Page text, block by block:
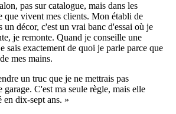
pas sur catalogue, mais dans les
que vivent mes clients. Mon établi de
un décor, c'est un vrai banc d'essai où je
je remonte. Quand je conseille une
sais exactement de quoi je parle parce que
mes mains.
un truc que je ne mettrais pas
garage. C'est ma seule règle, mais elle
en dix-sept ans. »